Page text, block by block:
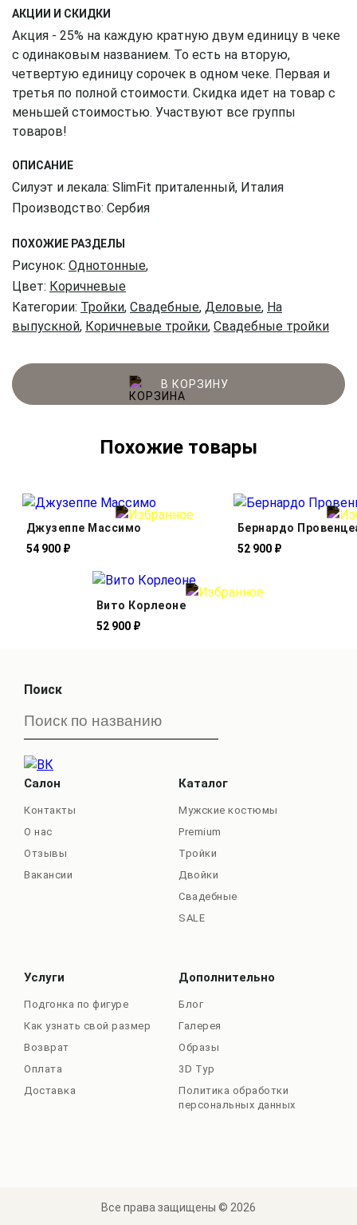
АКЦИИ И СКИДКИ
Акция - 25% на каждую кратную двум единицу в чеке
с одинаковым названием. То есть на вторую,
четвертую единицу сорочек в одном чеке. Первая и
третья по полной стоимости. Скидка идет на товар с
меньшей стоимостью. Участвуют все группы
товаров!
ОПИСАНИЕ
Силуэт и лекала: SlimFit приталенный, Италия
Производство: Сербия
ПОХОЖИЕ РАЗДЕЛЫ
Рисунок: Однотонные,
Цвет: Коричневые
Категории: Тройки, Свадебные, Деловые, На
выпускной, Коричневые тройки, Свадебные тройки
В КОРЗИНУ
Похожие товары
Джузеппе Массимо
54 900 ₽
Бернардо
52 900 ₽
Вито Корлеоне
52 900 ₽
Поиск
Салон
Контакты
О нас
Отзывы
Вакансии
Каталог
Мужские костюмы
Premium
Тройки
Двойки
Свадебные
SALE
Услуги
Подгонка по фигуре
Как узнать свой размер
Возврат
Оплата
Доставка
Дополнительно
Блог
Галерея
Образы
3D Тур
Политика обработки
персональных данных
Все права защищены © 2026